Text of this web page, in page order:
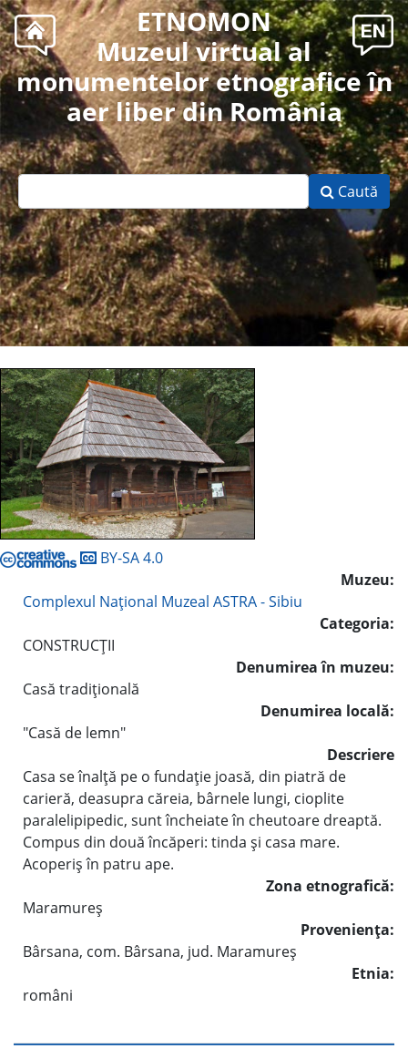
ETNOMON
Muzeul virtual al
monumentelor etnografice în
aer liber din România
Caută
BY-SA 4.0
Muzeu:
Complexul Naţional Muzeal ASTRA - Sibiu
Categoria:
CONSTRUCŢII
Denumirea în muzeu:
Casă tradiţională
Denumirea locală:
"Casă de lemn"
Descriere
Casa se înalţă pe o fundaţie joasă, din piatră de
carieră, deasupra căreia, bârnele lungi, cioplite
paralelipipedic, sunt încheiate în cheutoare dreaptă.
Compus din două încăperi: tinda şi casa mare.
Acoperiş în patru ape.
Zona etnografică:
Maramureş
Provenienţa:
Bârsana, com. Bârsana, jud. Maramureş
Etnia:
români